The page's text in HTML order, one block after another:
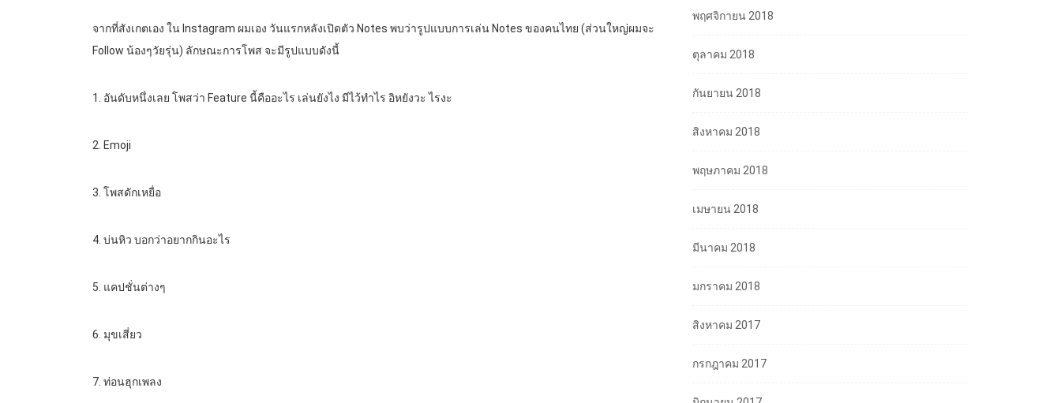
จากที่สังเกตเอง ใน Instagram ผมเอง วันแรกหลังเปิดตัว Notes พบว่ารูปแบบการเล่น Notes ของคนไทย (ส่วนใหญ่ผมจะ
Follow น้องๆวัยรุ่น) ลักษณะการโพส จะมีรูปแบบดังนี้
1. อันดับหนึ่งเลย โพสว่า Feature นี้คืออะไร เล่นยังไง มีไว้ทำไร อิหยังวะ ไรงะ
2. Emoji
3. โพสดักเหยื่อ
4. บ่นหิว บอกว่าอยากกินอะไร
5. แคปชั่นต่างๆ
6. มุขเสี่ยว
7. ท่อนฮุกเพลง
พฤศจิกายน 2018
ตุลาคม 2018
กันยายน 2018
สิงหาคม 2018
พฤษภาคม 2018
เมษายน 2018
มีนาคม 2018
มกราคม 2018
สิงหาคม 2017
กรกฎาคม 2017